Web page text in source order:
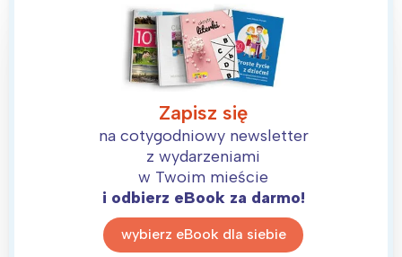
Zapisz się
na cotygodniowy newsletter
z wydarzeniami
w Twoim mieście
i odbierz eBook za darmo!
wybierz eBook dla siebie